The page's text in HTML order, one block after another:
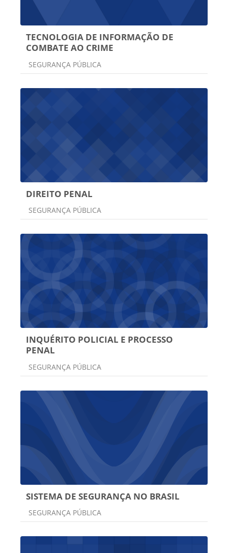
TECNOLOGIA DE INFORMAÇÃO DE
COMBATE AO CRIME
Categoria do curso
SEGURANÇA PÚBLICA
DIREITO PENAL
Categoria do curso
SEGURANÇA PÚBLICA
INQUÉRITO POLICIAL E PROCESSO
PENAL
Categoria do curso
SEGURANÇA PÚBLICA
SISTEMA DE SEGURANÇA NO BRASIL
Categoria do curso
SEGURANÇA PÚBLICA